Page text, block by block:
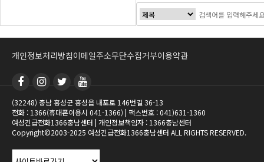
개인정보처리방침이메일주소무단수집거부이용약관
(32248) 충남 홍성군 홍성읍 내포로 146번길 36-13
전화 : 1366(휴대폰이용시 041-1366) | 팩스번호 : 041)631-1360
여성긴급전화1366충남센터 | 개인정보책임자 : 1366충남센터
Copyright©2003-2025 여성긴급전화1366충남센터 ALL RIGHTS RESERVED.